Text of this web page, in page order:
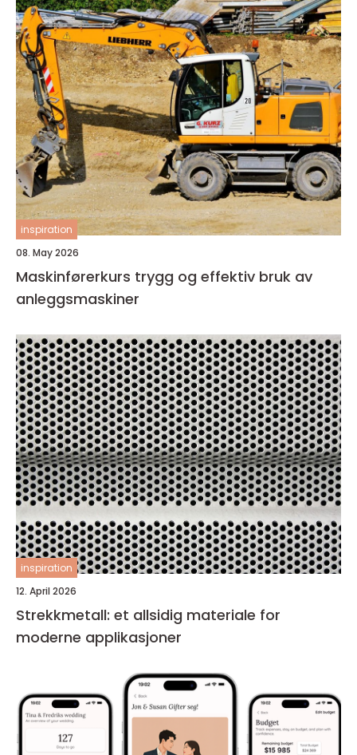
inspiration
08. May 2026
Maskinførerkurs trygg og effektiv bruk av
anleggsmaskiner
inspiration
12. April 2026
Strekkmetall: et allsidig materiale for
moderne applikasjoner